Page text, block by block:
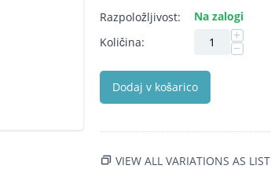
Razpoložljivost:
Na zalogi
Količina:
+
−
Dodaj v košarico
VIEW ALL VARIATIONS AS LIST